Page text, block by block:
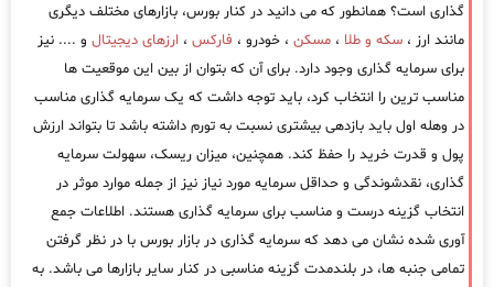
گذاری است؟ همانطور که می دانید در کنار بورس، بازارهای مختلف دیگری
مانند ارز ، سکه و طلا ، مسکن ، خودرو ، فارکس ، ارزهای دیجیتال و .... نیز
برای سرمایه گذاری وجود دارد. برای آن که بتوان از بین این موقعیت ها
مناسب ترین را انتخاب کرد، باید توجه داشت که یک سرمایه گذاری مناسب
در وهله اول باید بازدهی بیشتری نسبت به تورم داشته باشد تا بتواند ارزش
پول و قدرت خرید را حفظ کند. همچنین، میزان ریسک، سهولت سرمایه
گذاری، نقدشوندگی و حداقل سرمایه مورد نیاز نیز از جمله موارد موثر در
انتخاب گزینه درست و مناسب برای سرمایه گذاری هستند. اطلاعات جمع
آوری شده نشان می دهد که سرمایه گذاری در بازار بورس با در نظر گرفتن
تمامی جنبه ها، در بلندمدت گزینه مناسبی در کنار سایر بازارها می باشد. به